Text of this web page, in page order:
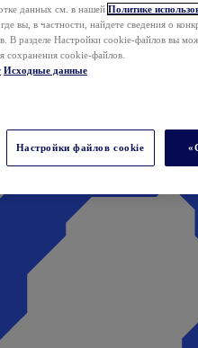
данных см. в нашей Политике
, где вы, в частности, найдете сведения о
В разделе Настройки cookie-файлов вы
сохранения cookie-файлов.
Исходные данные
Настройки файлов cookie